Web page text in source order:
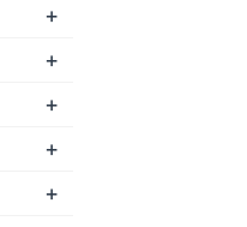
+
+
+
+
+